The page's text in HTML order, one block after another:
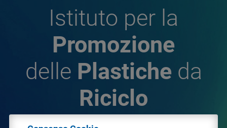
Istituto per la
Promozione
delle Plastiche da
Riciclo